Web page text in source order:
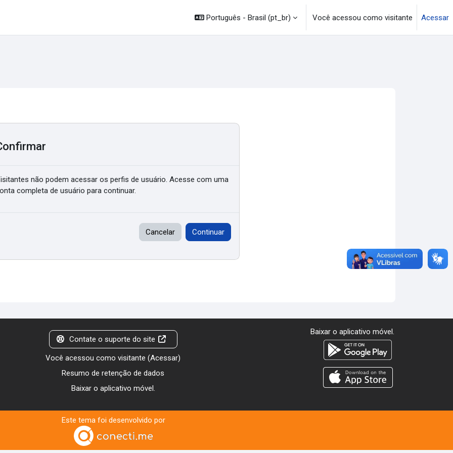
Português - Brasil ‎(pt_br)‎ Você acessou como visitante Acessar
não podem acessar os perfis de usuário. Acesse com uma
completa de usuário para continuar.
Cancelar Continuar
Contate o suporte do site
Você acessou como visitante (Acessar)
Resumo de retenção de dados
Baixar o aplicativo móvel.
Baixar o aplicativo móvel.
Este tema foi desenvolvido por